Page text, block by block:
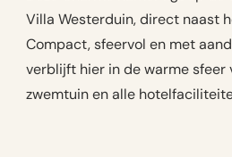
Villa Westerduin, direct naast
Compact, sfeervol en met
verblijft hier in de warme sfeer
zwemtuin en alle